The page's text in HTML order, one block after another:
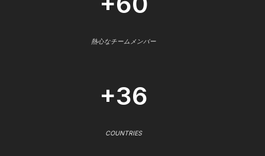
熱心なチームメンバー
+36
COUNTRIES